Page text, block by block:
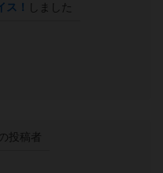
ス！ しました
投稿者